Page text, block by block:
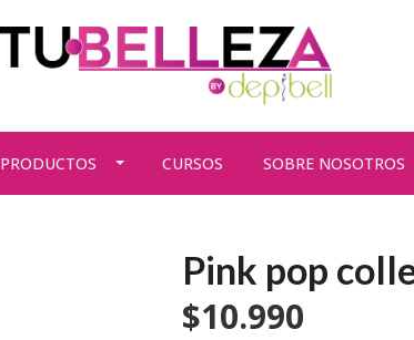
PRODUCTOS CURSOS SOBRE NOSOTROS
Pink pop
$10.990